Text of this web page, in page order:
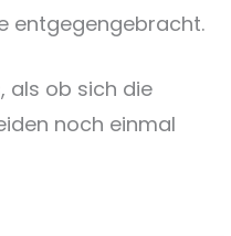
entgegengebracht.
als ob sich die
noch einmal